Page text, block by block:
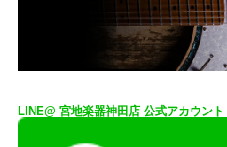
LINE@ 宮地楽器神田店 公式アカウント